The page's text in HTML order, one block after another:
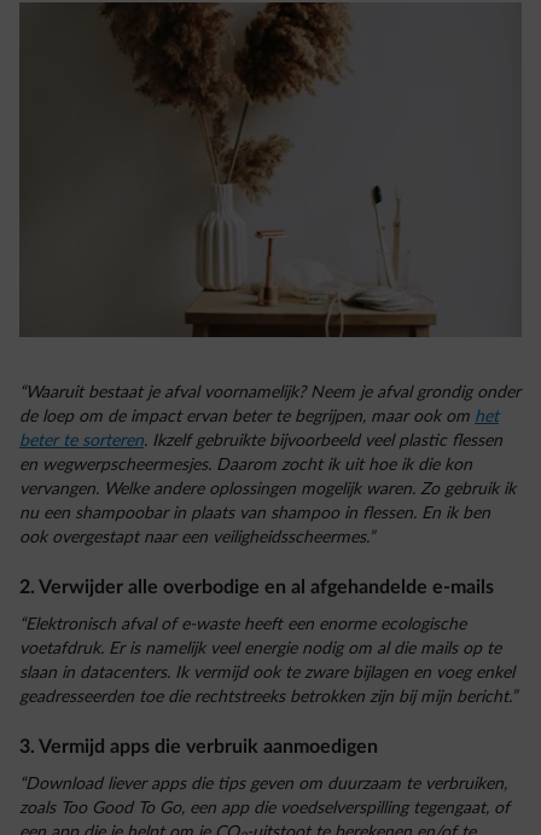
“Waaruit bestaat je afval voornamelijk? Neem je afval grondig onder
de loep om de impact ervan beter te begrijpen, maar ook om het
beter te sorteren. Ikzelf gebruikte bijvoorbeeld veel plastic flessen
en wegwerpscheermesjes. Daarom zocht ik uit hoe ik die kon
vervangen. Welke andere oplossingen mogelijk waren. Zo gebruik ik
nu een shampoobar in plaats van shampoo in flessen. En ik ben
ook overgestapt naar een veiligheidsscheermes.”
2. Verwijder alle overbodige en al afgehandelde e-mails
“Elektronisch afval of e-waste heeft een enorme ecologische
voetafdruk. Er is namelijk veel energie nodig om al die mails op te
slaan in datacenters. Ik vermijd ook te zware bijlagen en voeg enkel
geadresseerden toe die rechtstreeks betrokken zijn bij mijn bericht.”
3. Vermijd apps die verbruik aanmoedigen
“Download liever apps die tips geven om duurzaam te verbruiken,
zoals Too Good To Go, een app die voedselverspilling tegengaat, of